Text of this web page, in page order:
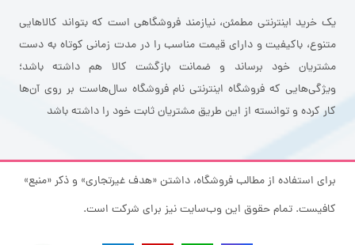
یک خرید اینترنتی مطمئن، نیازمند فروشگاهی است که بتواند کالاهایی
متنوع، باکیفیت و دارای قیمت مناسب را در مدت زمانی کوتاه به دست
مشتریان خود برساند و ضمانت بازگشت کالا هم داشته باشد؛
ویژگی‌هایی که فروشگاه اینترنتی نام فروشگاه سال‌هاست بر روی آن‌ها
کار کرده و توانسته از این طریق مشتریان ثابت خود را داشته باشد
برای استفاده از مطالب فروشگاه، داشتن «هدف غیرتجاری» و ذکر «منبع»
کافیست. تمام حقوق اين وب‌سايت نیز برای شرکت است.